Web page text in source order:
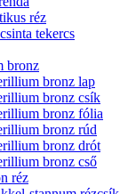
réz
tekercs
bronz
bronz lap
bronz csík
bronz fólia
bronz rúd
bronz drót
bronz cső
réz